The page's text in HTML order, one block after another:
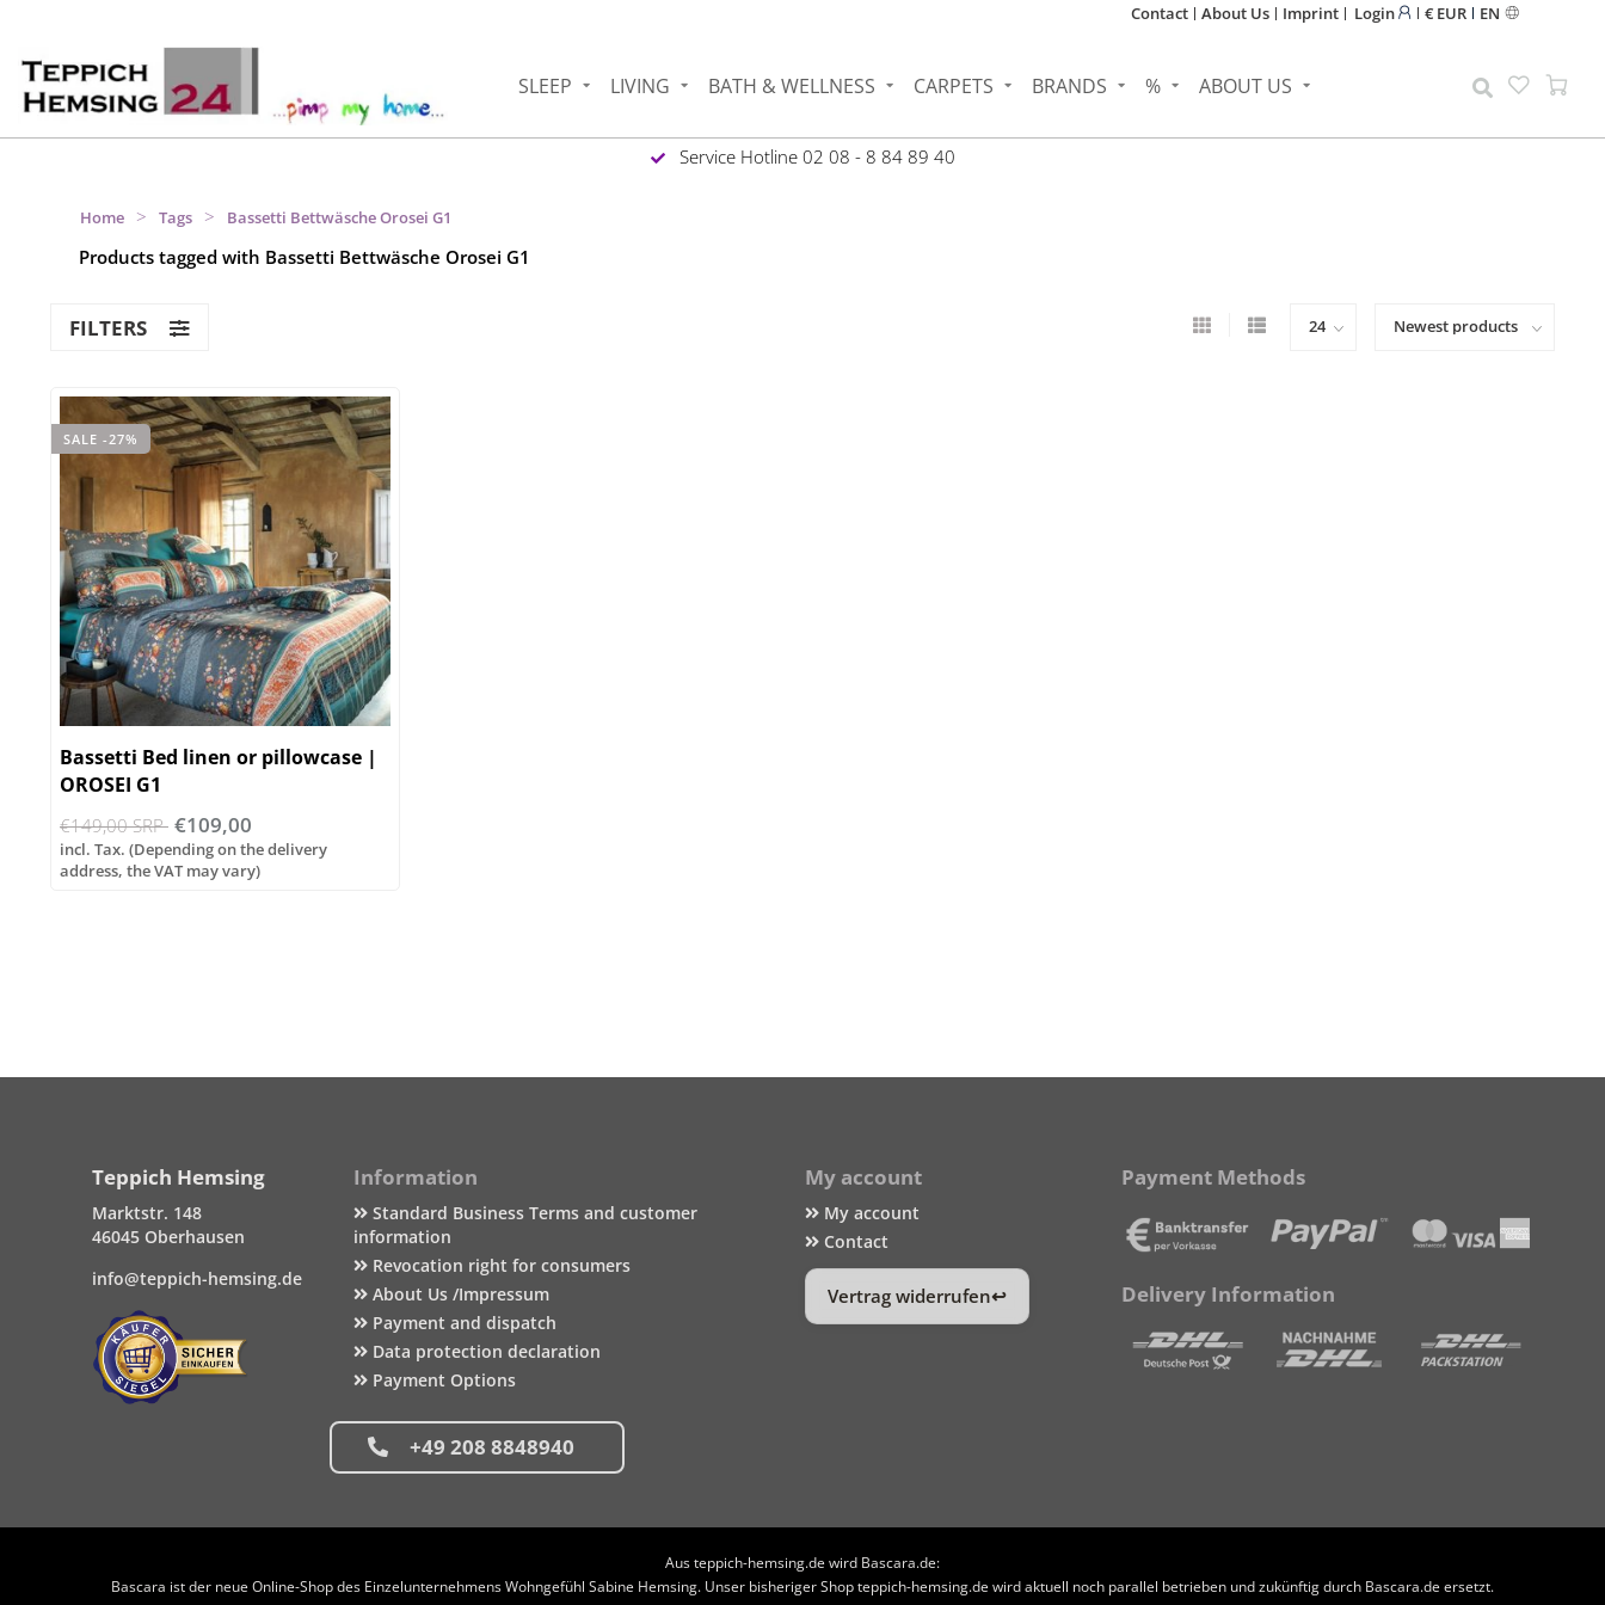
Contact About Us Imprint Login € EUR EN
SLEEP LIVING BATH & WELLNESS CARPETS BRANDS % ABOUT US
Service Hotline 02 08 - 8 84 89 40
Home > Tags > Bassetti Bettwäsche Orosei G1
Products tagged with Bassetti Bettwäsche Orosei G1
FILTERS
SALE -27%
Bassetti Bed linen or pillowcase |
OROSEI G1
€149,00 SRP €109,00
incl. Tax. (Depending on the delivery
address, the VAT may vary)
Teppich Hemsing
Marktstr. 148
46045 Oberhausen
info@teppich-hemsing.de
Information
Standard Business Terms and customer
information
Revocation right for consumers
About Us /Impressum
Payment and dispatch
Data protection declaration
Payment Options
+49 208 8848940
My account
My account
Contact
Vertrag widerrufen
Payment Methods
Delivery Information
Aus teppich-hemsing.de wird Bascara.de:
Bascara ist der neue Online-Shop des Einzelunternehmens Wohngefühl Sabine Hemsing. Unser bisheriger Shop teppich-hemsing.de wird aktuell noch parallel betrieben und zukünftig durch Bascara.de ersetzt.